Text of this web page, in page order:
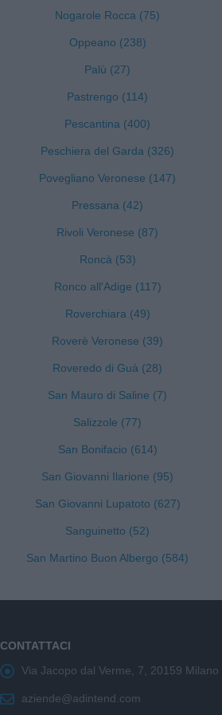
Nogarole Rocca (75)
Oppeano (238)
Palù (27)
Pastrengo (114)
Pescantina (400)
Peschiera del Garda (326)
Povegliano Veronese (147)
Pressana (42)
Rivoli Veronese (87)
Roncà (53)
Ronco all'Adige (117)
Roverchiara (49)
Roverè Veronese (39)
Roveredo di Guà (28)
San Mauro di Saline (7)
Salizzole (77)
San Bonifacio (614)
San Giovanni Ilarione (95)
San Giovanni Lupatoto (627)
Sanguinetto (52)
San Martino Buon Albergo (584)
CONTATTACI
Via Jacopo dal Verme, 7, 20159 Milano
aziende@adintend.com